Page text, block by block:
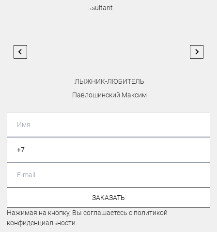
ЛЫЖНИК-ЛЮБИТЕЛЬ
Павлошинский Максим
ЗАКАЗАТЬ
Нажимая на кнопку, Вы соглашаетесь с политикой
конфиденциальности